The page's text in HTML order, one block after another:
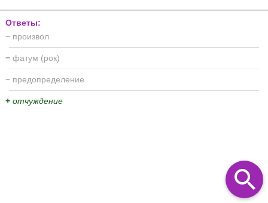
Ответы:
− произвол
− фатум (рок)
− предопределение
+ отчуждение